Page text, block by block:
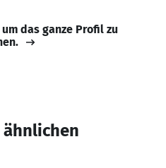
das ganze Profil zu